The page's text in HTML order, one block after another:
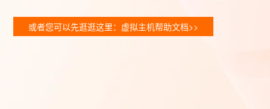
或者您可以先逛逛这里：虚拟主机帮助文档>>